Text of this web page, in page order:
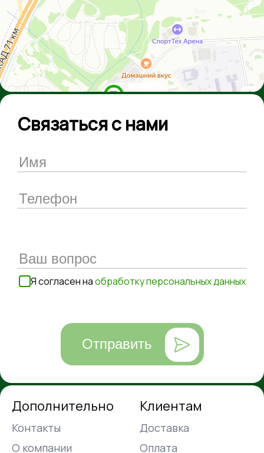
Связаться с нами
Я согласен наобработку персональных данных
Отправить
Дополнительно
Контакты
О компании
Клиентам
Доставка
Оплата